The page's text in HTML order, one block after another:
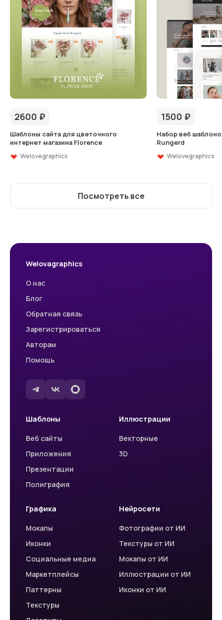
2600 ₽
Шаблоны сайта для цветочного
интернет магазина Florence
Welovegraphics
1500 ₽
Набор веб
Rungerd
Welovegraphics
Посмотреть все
Welovagraphics
О нас
Блог
Обратная связь
Зарегистрироваться
Авторам
Помощь
Шаблоны
Веб сайты
Приложения
Презентации
Полиграфия
Иллюстрации
Векторные
3D
Графика
Мокапы
Иконки
Социальные медиа
Маркетплейсы
Паттерны
Текстуры
Нейросети
Фотографии от ИИ
Текстуры от ИИ
Мокапы от ИИ
Иллюстрации от ИИ
Иконки от ИИ